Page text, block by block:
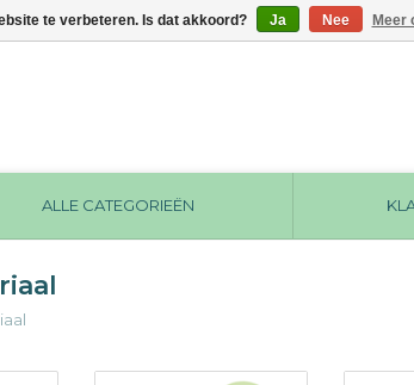
ALLE CATEGORIEËN
te verbeteren. Is dat akkoord? Ja Nee Meer